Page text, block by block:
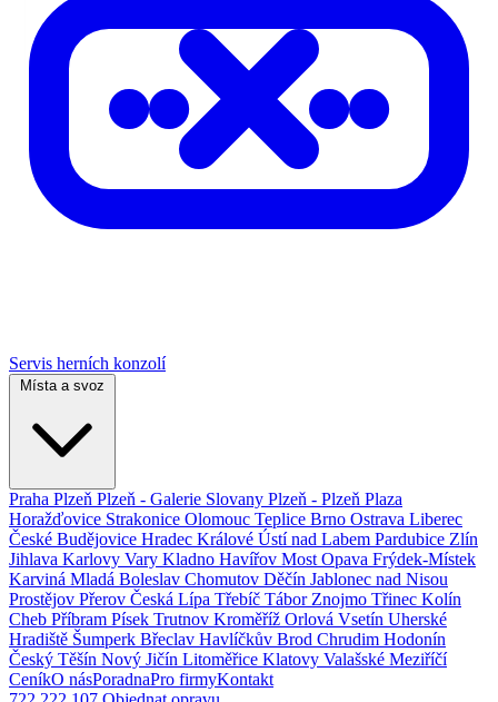
Servis herních konzolí
Místa a svoz
Praha Plzeň Plzeň - Galerie Slovany Plzeň - Plzeň Plaza
Horažďovice Strakonice Olomouc Teplice Brno Ostrava Liberec
České Budějovice Hradec Králové Ústí nad Labem Pardubice Zlín
Jihlava Karlovy Vary Kladno Havířov Most Opava Frýdek-Místek
Karviná Mladá Boleslav Chomutov Děčín Jablonec nad Nisou
Prostějov Přerov Česká Lípa Třebíč Tábor Znojmo Třinec Kolín
Cheb Příbram Písek Trutnov Kroměříž Orlová Vsetín Uherské
Hradiště Šumperk Břeclav Havlíčkův Brod Chrudim Hodonín
Český Těšín Nový Jičín Litoměřice Klatovy Valašské Meziříčí
CeníkO násPoradnaPro firmyKontakt